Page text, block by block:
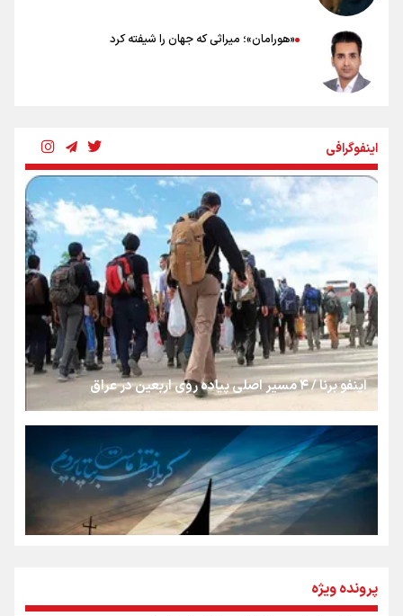
«هورامان»؛ میراثی که جهان را شیفته کرد
رسانه ملی و حق مردم برای شنیدن صدای رئیس‌جمهوری
روایت ایران از کنار مردم
از طلوع خیابان‌ها تا غروب اشک
جمله‌ای که بغض چهارماهه را شکست؛ «آهای مردم، آقا از
تهران رفتند»
سه حسرتی که به دلم ماند
اینفوگرافی
اینفو برنا / ۴ مسیر اصلی پیاده روی اربعین در عراق
پرونده ویژه